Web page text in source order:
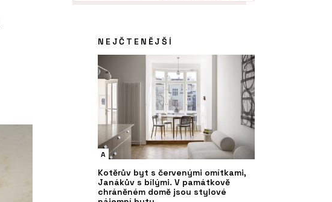
NEJČTENĚJŠÍ
A
Kotěrův byt s červenými omítkami,
Janákův s bílými. V památkově
chráněném domě jsou stylové